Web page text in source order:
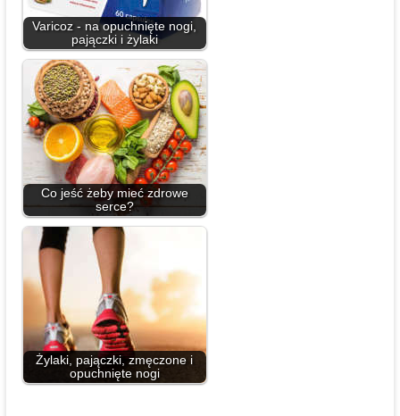
Varicoz - na opuchnięte nogi,
pajączki i żylaki
Co jeść żeby mieć zdrowe
serce?
Żylaki, pajączki, zmęczone i
opuchnięte nogi